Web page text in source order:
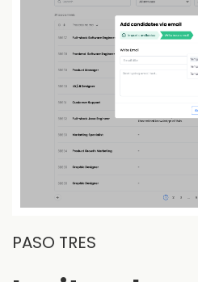
PASO TRES